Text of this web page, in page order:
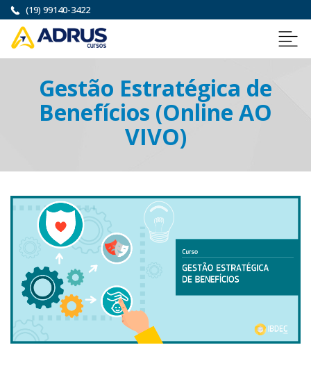
(19) 99140-3422
Gestão Estratégica de
Benefícios (Online AO
VIVO)